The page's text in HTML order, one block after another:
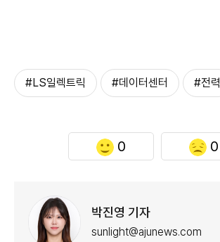
#LS일렉트릭 #데이터센터 #전력
0 0
박진영 기자
sunlight@ajunews.com